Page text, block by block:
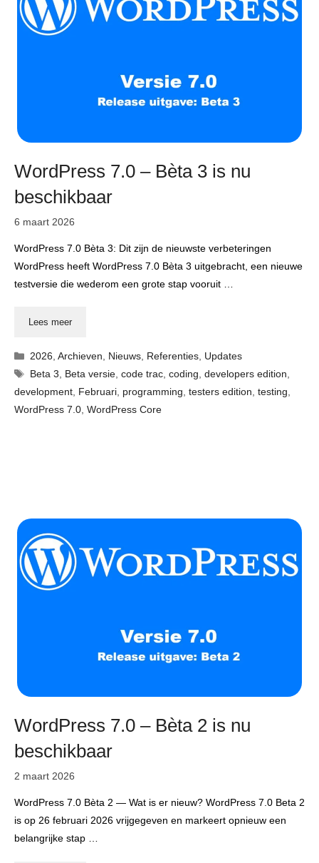
WordPress 7.0 – Bèta 3 is nu
beschikbaar
6 maart 2026
WordPress 7.0 Bèta 3: Dit zijn de nieuwste verbeteringen
WordPress heeft WordPress 7.0 Bèta 3 uitgebracht, een nieuwe
testversie die wederom een grote stap vooruit …
Lees meer
Categorieën
2026 ,Archieven Nieuws Referenties Updates
Tags
Beta 3 Beta versie ,code trac ,coding ,developers edition
development Februari programming testers edition testing
WordPress 7.0 WordPress Core
WordPress 7.0 – Bèta 2 is nu
beschikbaar
2 maart 2026
WordPress 7.0 Bèta 2 — Wat is er nieuw? WordPress 7.0 Beta 2
is op 26 februari 2026 vrijgegeven en markeert opnieuw een
belangrijke stap …